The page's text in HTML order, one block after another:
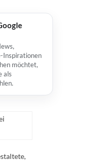
Inspirationen
möchtet,
als